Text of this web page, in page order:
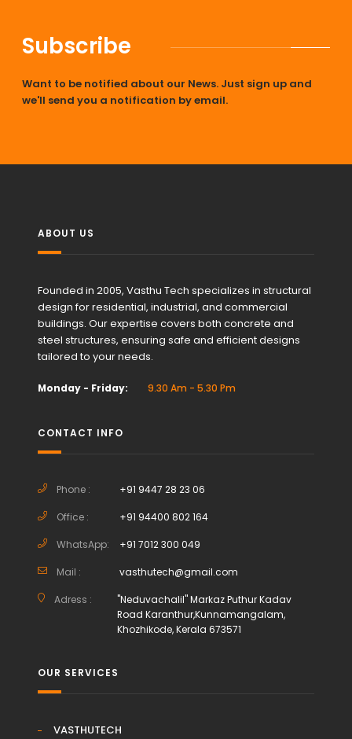
Subscribe
Want to be notified about our News. Just sign up and
we'll send you a notification by email.
ABOUT US
Founded in 2005, Vasthu Tech specializes in structural
design for residential, industrial, and commercial
buildings. Our expertise covers both concrete and
steel structures, ensuring safe and efficient designs
tailored to your needs.
Monday - Friday: 9.30 Am - 5.30 Pm
CONTACT INFO
Phone : +91 9447 28 23 06
Office : +91 94400 802 164
WhatsApp: +91 7012 300 049
Mail : vasthutech@gmail.com
Adress :
"Neduvachalil" Markaz Puthur Kadav
Road Karanthur,Kunnamangalam,
Khozhikode, Kerala 673571
OUR SERVICES
VASTHUTECH